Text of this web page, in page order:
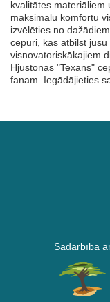
kvalitātes materiāliem
maksimālu komfortu
izvēlēties no
cepuri, kas atbilst
visnovatoriskākajiem
Hjūstonas "Texans"
fanam. Iegādājieties
Sadarbībā